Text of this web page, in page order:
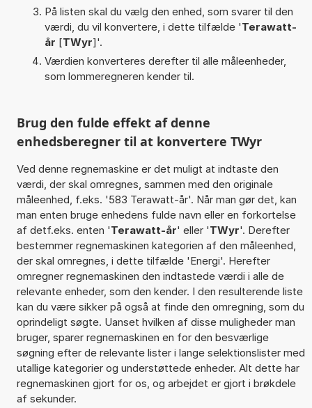
På listen skal du vælg den enhed, som svarer til den
værdi, du vil konvertere, i dette tilfælde 'Terawatt-
år [TWyr]'.
Værdien konverteres derefter til alle måleenheder,
som lommeregneren kender til.
Brug den fulde effekt af denne
enhedsberegner til at konvertere TWyr
Ved denne regnemaskine er det muligt at indtaste den
værdi, der skal omregnes, sammen med den originale
måleenhed, f.eks. '583 Terawatt-år'. Når man gør det, kan
man enten bruge enhedens fulde navn eller en forkortelse
af detf.eks. enten 'Terawatt-år' eller 'TWyr'. Derefter
bestemmer regnemaskinen kategorien af den måleenhed,
der skal omregnes, i dette tilfælde 'Energi'. Herefter
omregner regnemaskinen den indtastede værdi i alle de
relevante enheder, som den kender. I den resulterende liste
kan du være sikker på også at finde den omregning, som du
oprindeligt søgte. Uanset hvilken af disse muligheder man
bruger, sparer regnemaskinen en for den besværlige
søgning efter de relevante lister i lange selektionslister med
utallige kategorier og understøttede enheder. Alt dette har
regnemaskinen gjort for os, og arbejdet er gjort i brøkdele
af sekunder.